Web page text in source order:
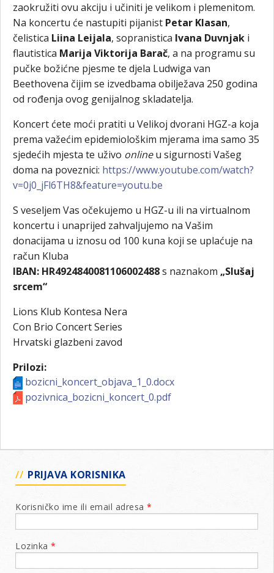
zaokružiti ovu akciju i učiniti je velikom i plemenitom.
Na koncertu će nastupiti pijanist Petar Klasan,
čelistica Liina Leijala, sopranistica Ivana Duvnjak i
flautistica Marija Viktorija Barač, a na programu su
pučke božićne pjesme te djela Ludwiga van
Beethovena čijim se izvedbama obilježava 250 godina
od rođenja ovog genijalnog skladatelja.
Koncert ćete moći pratiti u Velikoj dvorani HGZ-a koja
prema važećim epidemiološkim mjerama ima samo 35
sjedećih mjesta te uživo onlineu sigurnosti Vašeg
doma na poveznici: https://www.youtube.com/watch?
v=0j0_jFl6TH8&feature=youtu.be
S veseljem Vas očekujemo u HGZ-u ili na virtualnom
koncertu i unaprijed zahvaljujemo na Vašim
donacijama u iznosu od 100 kuna koji se uplaćuje na
račun Kluba
IBAN: HR4924840081106002488s naznakom „Slušaj
srcem“
Lions Klub Kontesa Nera
Con Brio Concert Series
Hrvatski glazbeni zavod
Prilozi:
bozicni_koncert_objava_1_0.docx
pozivnica_bozicni_koncert_0.pdf
PRIJAVA KORISNIKA
Korisničko ime ili email adresa *
Lozinka *